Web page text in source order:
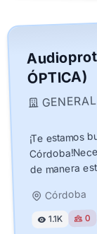
ÓPTICA)
¡Te estamos
de manera
Córdoba
1.1K 0